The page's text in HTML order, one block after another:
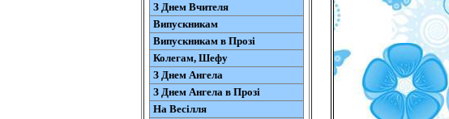
З Днем Вчителя
Випускникам
Випускникам в Прозі
Колегам, Шефу
З Днем Ангела
З Днем Ангела в Прозі
На Весілля